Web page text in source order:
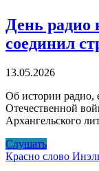
День радио
соединил
13.05.2026
Об истории радио,
Отечественной
Архангельского
СлушатьДень
радио
Красно слово